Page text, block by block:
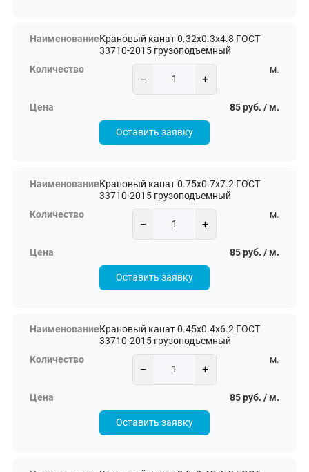
Крановый канат 0.32х0.3х4.8 ГОСТ
33710-2015 грузоподъемный
− +
м.
85 руб. / м.
Оставить заявку
Крановый канат 0.75х0.7х7.2 ГОСТ
33710-2015 грузоподъемный
− +
м.
85 руб. / м.
Оставить заявку
Крановый канат 0.45х0.4х6.2 ГОСТ
33710-2015 грузоподъемный
− +
м.
85 руб. / м.
Оставить заявку